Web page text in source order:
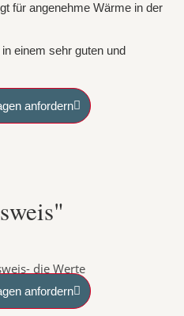
für angenehme Wärme in der
einem sehr guten und
anfordern
anfordern